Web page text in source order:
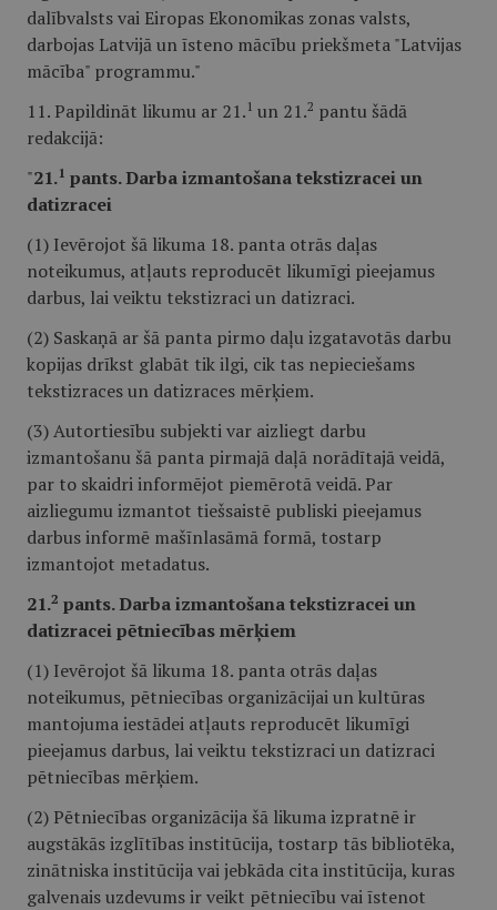
dalībvalsts vai Eiropas Ekonomikas zonas valsts,
darbojas Latvijā un īsteno mācību priekšmeta "Latvijas
mācība" programmu."
11. Papildināt likumu ar 21. 1 un 21.2 pantu šādā
redakcijā:
"21.1 pants. Darba izmantošana tekstizracei un
datizracei
(1) Ievērojot šā likuma 18. panta otrās daļas
noteikumus, atļauts reproducēt likumīgi pieejamus
darbus, lai veiktu tekstizraci un datizraci.
(2) Saskaņā ar šā panta pirmo daļu izgatavotās darbu
kopijas drīkst glabāt tik ilgi, cik tas nepieciešams
tekstizraces un datizraces mērķiem.
(3) Autortiesību subjekti var aizliegt darbu
izmantošanu šā panta pirmajā daļā norādītajā veidā,
par to skaidri informējot piemērotā veidā. Par
aizliegumu izmantot tiešsaistē publiski pieejamus
darbus informē mašīnlasāmā formā, tostarp
izmantojot metadatus.
21.2 pants. Darba izmantošana tekstizracei un
datizracei pētniecības mērķiem
(1) Ievērojot šā likuma 18. panta otrās daļas
noteikumus, pētniecības organizācijai un kultūras
mantojuma iestādei atļauts reproducēt likumīgi
pieejamus darbus, lai veiktu tekstizraci un datizraci
pētniecības mērķiem.
(2) Pētniecības organizācija šā likuma izpratnē ir
augstākās izglītības institūcija, tostarp tās bibliotēka,
zinātniska institūcija vai jebkāda cita institūcija, kuras
galvenais uzdevums ir veikt pētniecību vai īstenot